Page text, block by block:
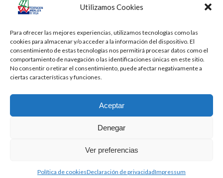
Utilizamos Cookies
Para ofrecer las mejores experiencias, utilizamos tecnologías como las
cookies para almacenar y/o acceder a la información del dispositivo. El
consentimiento de estas tecnologías nos permitirá procesar datos como el
comportamiento de navegación o las identificaciones únicas en este sitio.
No consentir o retirar el consentimiento, puede afectar negativamente a
ciertas características y funciones.
Aceptar
Denegar
Ver preferencias
Política de cookiesDeclaración de privacidadImpressum
previous
Copa de España de
Campeonato de Europa de
Todos los derechos reservados -Privacidad